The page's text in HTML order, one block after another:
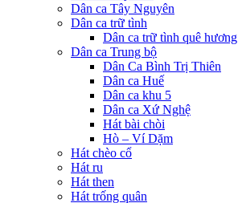
Dân ca Tây Nguyên
Dân ca trữ tình
Dân ca trữ tình quê hương
Dân ca Trung bộ
Dân Ca Bình Trị Thiên
Dân ca Huế
Dân ca khu 5
Dân ca Xứ Nghệ
Hát bài chòi
Hò – Ví Dặm
Hát chèo cổ
Hát ru
Hát then
Hát trống quân